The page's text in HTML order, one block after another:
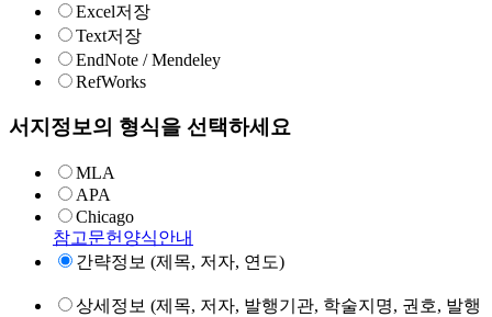
Excel저장
Text저장
EndNote / Mendeley
RefWorks
서지정보의 형식을 선택하세요
MLA
APA
Chicago
참고문헌양식안내
간략정보 (제목, 저자, 연도)
상세정보 (제목, 저자, 발행기관, 학술지명, 권호, 발행